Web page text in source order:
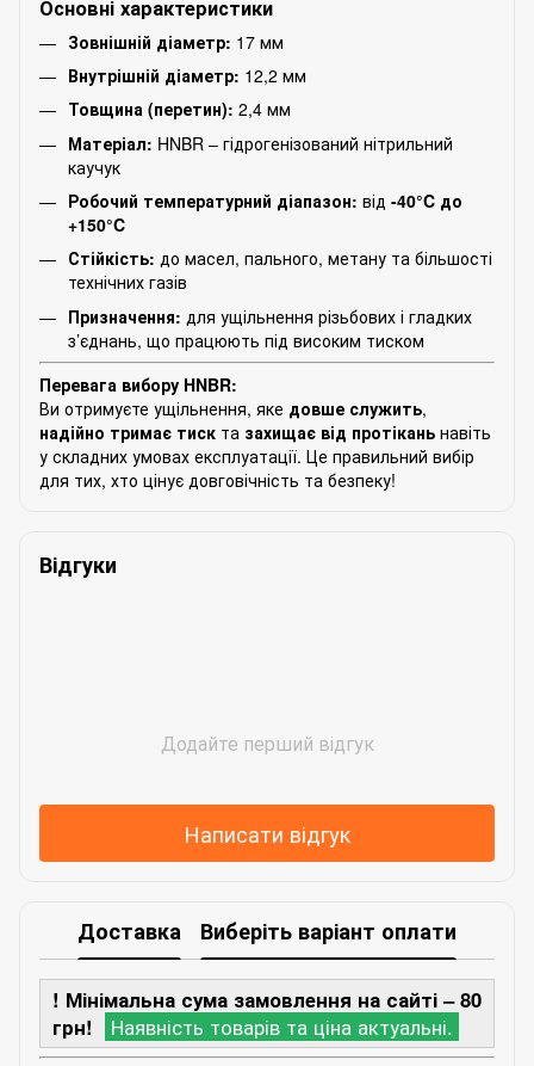
Основні характеристики
Зовнішній діаметр: 17 мм
Внутрішній діаметр: 12,2 мм
Товщина (перетин): 2,4 мм
Матеріал: HNBR – гідрогенізований нітрильний
каучук
Робочий температурний діапазон: від -40°C до
+150°C
Стійкість: до масел, пального, метану та більшості
технічних газів
Призначення: для ущільнення різьбових і гладких
з’єднань, що працюють під високим тиском
Перевага вибору HNBR:
Ви отримуєте ущільнення, яке довше служить,
надійно тримає тиск та захищає від протікань навіть
у складних умовах експлуатації. Це правильний вибір
для тих, хто цінує довговічність та безпеку!
Відгуки
Додайте перший відгук
Написати відгук
Доставка Виберіть варіант оплати
! Мінімальна сума замовлення на сайті – 80
грн!
Наявність товарів та ціна актуальні.